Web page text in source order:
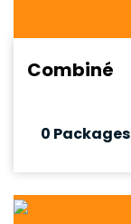
Combiné
0 Packages